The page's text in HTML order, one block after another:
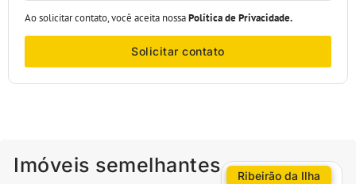
Ao solicitar contato, você aceita nossaPolítica de Privacidade.
Solicitar contato
Imóveis semelhantes Ribeirão da Ilha